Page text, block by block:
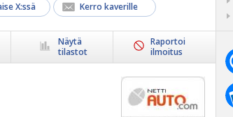
X:ssä Kerro kaverille
Näytä
tilastot
Raportoi
ilmoitus